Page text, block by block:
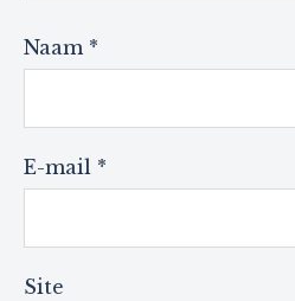
Naam *
E-mail *
Site